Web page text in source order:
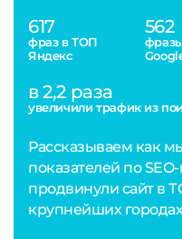
617
фраз в ТОП
Яндекс
562
в 2,2 раза
увеличили трафик из
Рассказываем как
показателей по
продвинули сайт в
крупнейших